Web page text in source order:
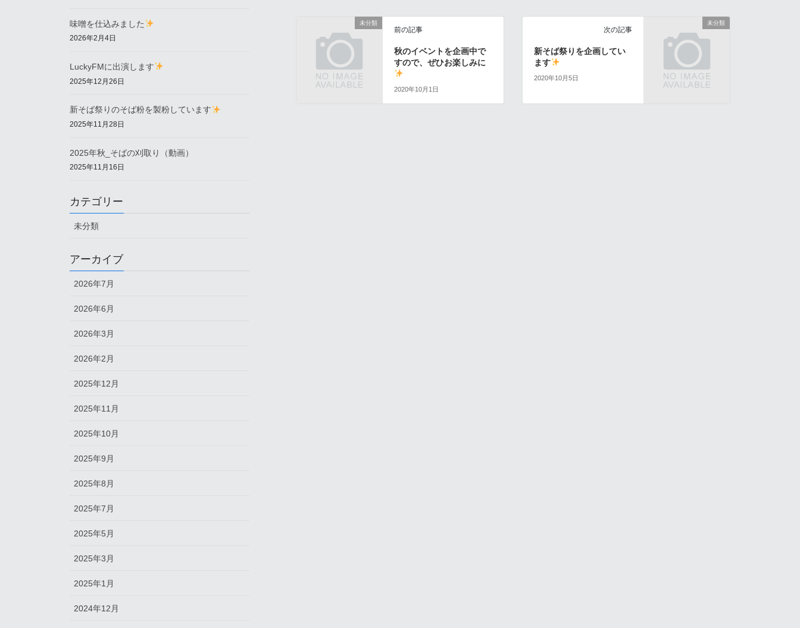
未分類
前の記事
秋のイベントを企画中で
すので、ぜひお楽しみに
2020年10月1日
未分類
次の記事
新そば祭りを企画してい
ます
2020年10月5日
味噌を仕込みました
2026年2月4日
LuckyFMに出演します
2025年12月26日
新そば祭りのそば粉を製粉しています
2025年11月28日
2025年秋_そばの刈取り（動画）
2025年11月16日
カテゴリー
未分類
アーカイブ
2026年7月
2026年6月
2026年3月
2026年2月
2025年12月
2025年11月
2025年10月
2025年9月
2025年8月
2025年7月
2025年5月
2025年3月
2025年1月
2024年12月